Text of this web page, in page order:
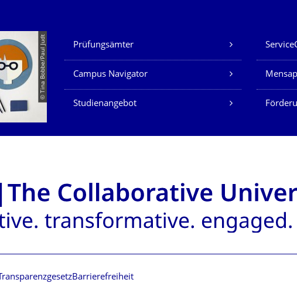
© Tina Bobbe/Paul Judt Unsere Dienste
Prüfungsämter
Campus Navigator
Studienangebot
TransparenzgesetzBarrierefreiheit